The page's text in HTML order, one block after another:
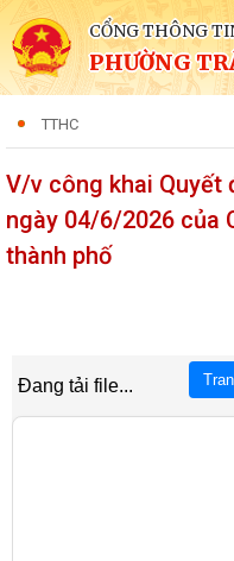
CỔNG THÔNG
PHƯỜNG
TTHC
V/v công khai Quyết
ngày 04/6/2026 của
thành phố